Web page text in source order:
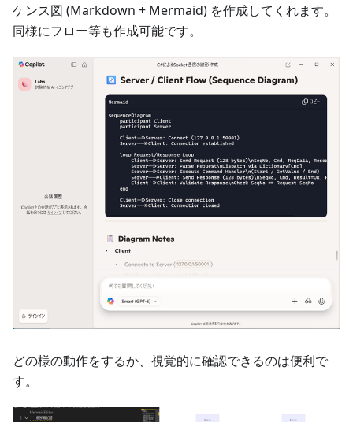
ケンス図 (Markdown + Mermaid) を作成してくれます。
同様にフロー等も作成可能です。
どの様の動作をするか、視覚的に確認できるのは便利で
す。